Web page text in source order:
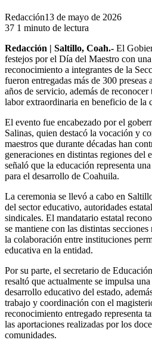
Redacción13 de mayo de 2026
37 1 minuto de lectura
Redacción | Saltillo, Coah.- El
festejos por el Día del Maestro con
reconocimiento a integrantes de la
fueron entregadas más de 300
años de servicio, además de reconocer
labor extraordinaria en beneficio de la
El evento fue encabezado por el
Salinas, quien destacó la vocación y
maestros que durante décadas han
generaciones en distintas regiones del
señaló que la educación representa
para el desarrollo de Coahuila.
La ceremonia se llevó a cabo en
del sector educativo, autoridades
sindicales. El mandatario estatal
se mantiene con las distintas
la colaboración entre instituciones
educativa en la entidad.
Por su parte, el secretario de
resaltó que actualmente se impulsa
desarrollo educativo del estado,
trabajo y coordinación con el
reconocimiento entregado representa
las aportaciones realizadas por los
comunidades.